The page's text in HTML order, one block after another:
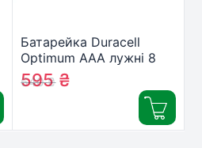
Батарейка Duracell
Optimum AAA лужні 8
шт. в упаковці
(5015602)
640₴
595₴